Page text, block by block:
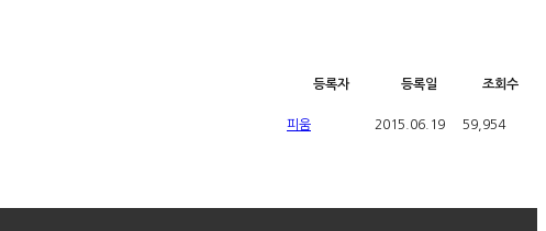
등록자 등록일 조회수
피움 2015.06.19 59,954